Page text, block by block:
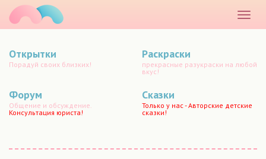
меню
Открытки
Порадуй своих близких!
Раскраски
прекрасные разукраски на любой
вкус!
Форум
Общение и обсуждение.
Консультация юриста!
Сказки
Только у нас - Авторские детские
сказки!